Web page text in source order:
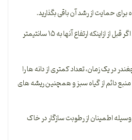
حمایت از رشد آن باقی بگذارید.
سبزها بهترین طعم را دارند اگر قبل از ازاینکه ارتفاع آنها به ۱۵ سانتیمتر
در یک زمان، تعداد کمتری از دانه ­ها را
منبع دائم از گیاه سبز و همچنین ریشه­ های
اطمینان از رطوبت سازگار در خاک